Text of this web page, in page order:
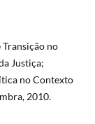
Transição no
Justiça;
no Contexto
2010.